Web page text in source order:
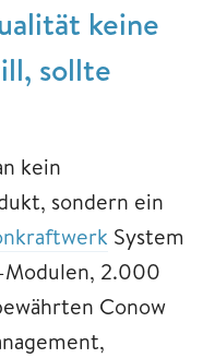
keine
sollte
kein
sondern ein
System
2.000
Conow